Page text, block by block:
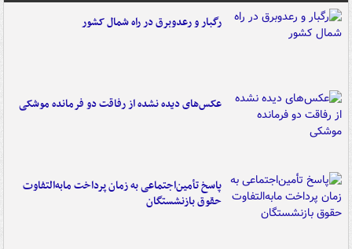
رگبار و رعدوبرق در راه شمال کشور
عکس‌های دیده نشده از رفاقت دو فرمانده‌ موشکی
پاسخ تأمین‌اجتماعی به زمان پرداخت مابه‌التفاوت
حقوق بازنشستگان